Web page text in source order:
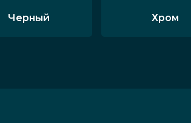
Черный Хром